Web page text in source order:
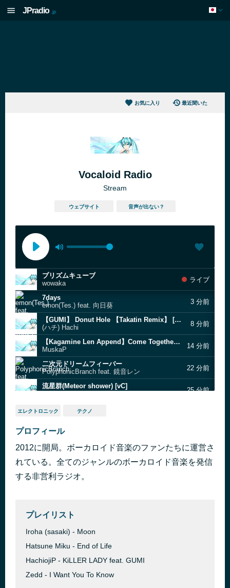
JPradio .jp
お気に入り 最近聞いた
Vocaloid Radio
Stream
ウェブサイト 音声が出ない？
プリズムキューブ
wowaka
ライブ
7days
emon(Tes.) feat. 向日葵
3 分前
【GUMI】 Donut Hole 【Takatin Remix】 [SEP]
(ハチ) Hachi
8 分前
【Kagamine Len Append】Come Together [SEW]
MuskaP
14 分前
二次元ドリームフィーバー
PolyphonicBranch feat. 鏡音レン
22 分前
流星群(Meteor shower) [vC]
25 分前
Cendrillon [vI]
Dios／Signal P
【Megurine Luka】Akanesus [SET]
gift nor art [jez]
HSP&Tripshots ft. Hatsune Miku
Reincarnation Ascensation
Jinja
エレクトロニック テクノ
プロフィール
2012に開局。ボーカロイド音楽のファンたちに運営さ
れている。全てのジャンルのボーカロイド音楽を発信
する非営利ラジオ。
プレイリスト
Iroha (sasaki) - Moon
Hatsune Miku - End of Life
HachiojiP - KiLLER LADY feat. GUMI
Zedd - I Want You To Know